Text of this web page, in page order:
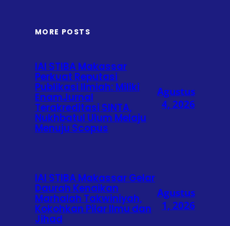
MORE POSTS
IAI STIBA Makassar
Perkuat Reputasi
Publikasi Ilmiah: Miliki
EnamJurnal
Terakreditasi SINTA,
Nukhbatul Ulum Melaju
Menuju Scopus
Agustus
4, 2026
IAI STIBA Makassar Gelar
Daurah Kenaikan
Marhalah Takwiniyah,
Kokohkan Pilar Ilmu dan
Jihad
Agustus
1, 2026